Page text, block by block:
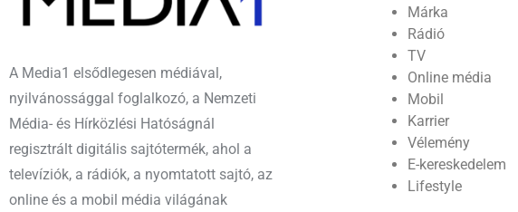
A Media1 elsődlegesen médiával,
nyilvánossággal foglalkozó, a Nemzeti
Média- és Hírközlési Hatóságnál
regisztrált digitális sajtótermék, ahol a
televíziók, a rádiók, a nyomtatott sajtó, az
online és a mobil média világának
Márka
Rádió
TV
Online média
Mobil
Karrier
Vélemény
E-kereskedelem
Lifestyle